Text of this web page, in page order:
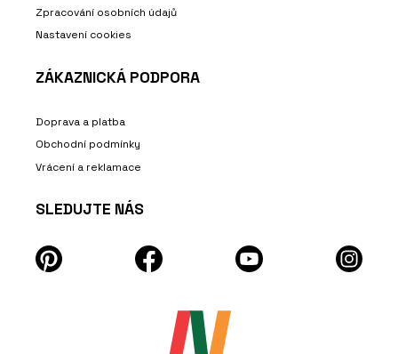
Zpracování osobních údajů
Nastavení cookies
ZÁKAZNICKÁ PODPORA
Doprava a platba
Obchodní podmínky
Vrácení a reklamace
SLEDUJTE NÁS